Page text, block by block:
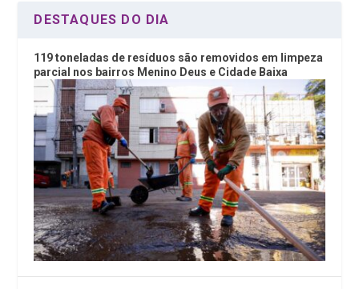
DESTAQUES DO DIA
119 toneladas de resíduos são removidos em limpeza
parcial nos bairros Menino Deus e Cidade Baixa